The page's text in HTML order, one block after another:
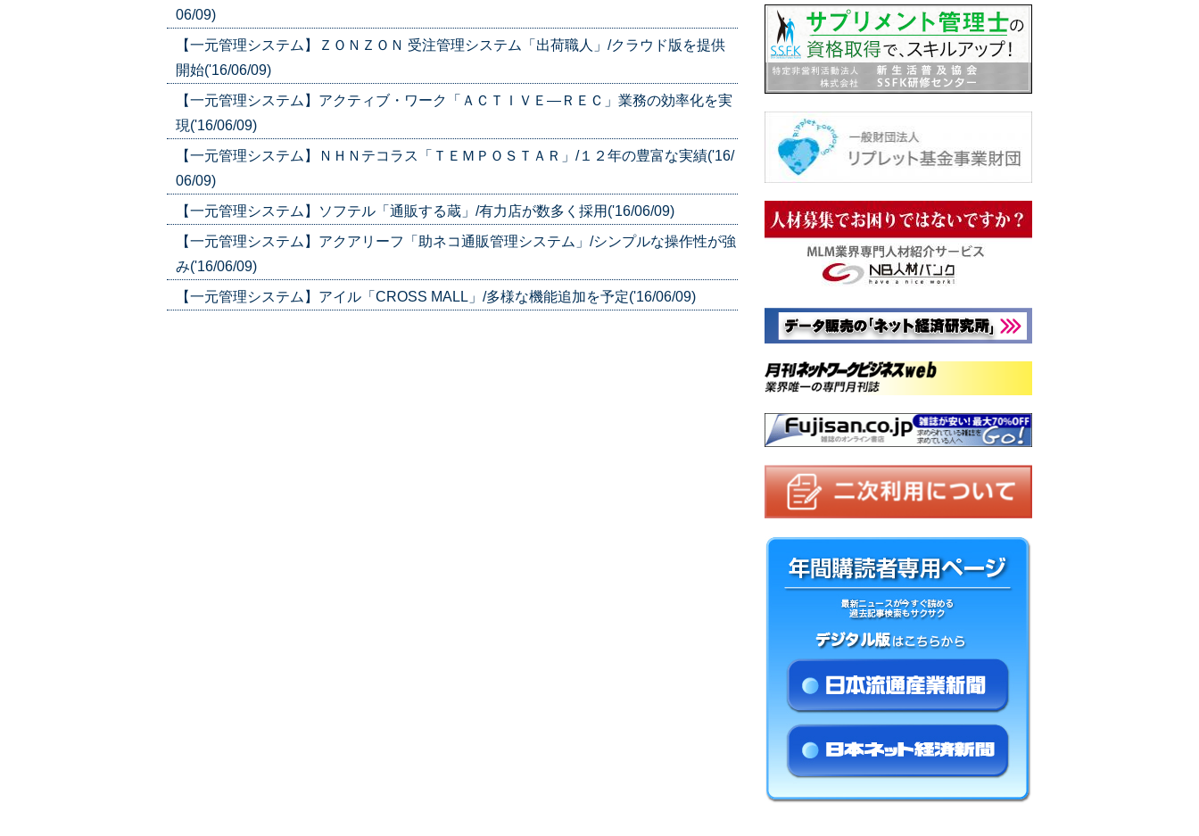
06/09)
【一元管理システム】ＺＯＮＺＯＮ 受注管理システム「出荷職人」/クラウド版を提供
開始('16/06/09)
【一元管理システム】アクティブ・ワーク「ＡＣＴＩＶＥ―ＲＥＣ」業務の効率化を実
現('16/06/09)
【一元管理システム】ＮＨＮテコラス「ＴＥＭＰＯＳＴＡＲ」/１２年の豊富な実績('16/
06/09)
【一元管理システム】ソフテル「通販する蔵」/有力店が数多く採用('16/06/09)
【一元管理システム】アクアリーフ「助ネコ通販管理システム」/シンプルな操作性が強
み('16/06/09)
【一元管理システム】アイル「CROSS MALL」/多様な機能追加を予定('16/06/09)